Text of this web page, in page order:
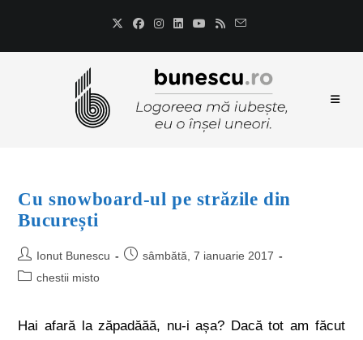
Cu snowboard-ul pe străzile din
București
Ionut Bunescu
sâmbătă, 7 ianuarie 2017
chestii misto
Hai afară la zăpadăăă, nu-i așa? Dacă tot am făcut